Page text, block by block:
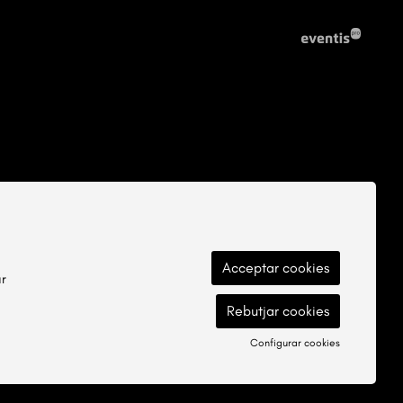
Acceptar cookies
Rebutjar cookies
Configurar cookies